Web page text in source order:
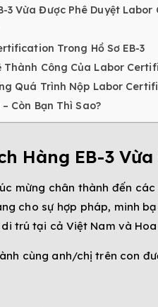
3 Vừa Được Phê Duyệt
Trong Hồ Sơ EB-3
Thành Công Của Labor
Quá Trình Nộp Labor
Còn Bạn Thì Sao?
Hàng EB-3
mừng chân thành đến
cho sự hợp pháp, minh
trú tại cả Việt Nam và Hoa
cùng anh/chị trên con